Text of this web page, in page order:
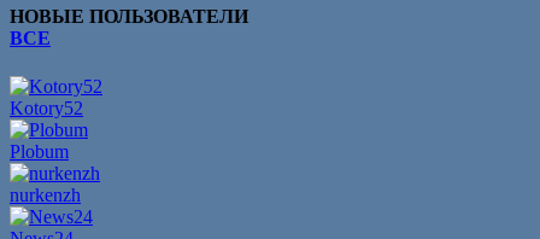
НОВЫЕ ПОЛЬЗОВАТЕЛИ
ВСЕ
Kotory52
Plobum
nurkenzh